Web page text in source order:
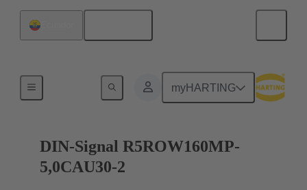
myHARTING
DIN-Signal R5ROW160MP-
5,0CAU30-2